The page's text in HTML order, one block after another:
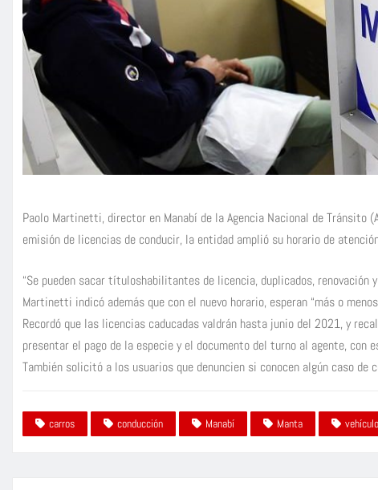
Paolo Martinetti, director en Manabí de la Agencia Nacional de Tránsito
emisión de licencias de conducir, la entidad amplió su horario de
“Se pueden sacar títuloshabilitantes de licencia, duplicados, renovación
Martinetti indicó además que con el nuevo horario, esperan “más o
Recordó que las licencias caducadas valdrán hasta junio del 2021, y
presentar el pago de la especie y el documento del turno al agente,
También solicitó a los usuarios que denuncien si conocen algún caso
carros conducción Manabí Manta